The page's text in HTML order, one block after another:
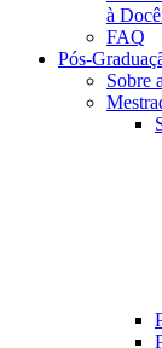
à
FAQ
Pós-
Sobre